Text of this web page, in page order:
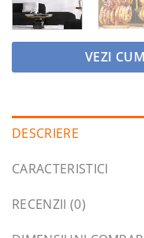
VEZI
DESCRIERE
CARACTERISTICI
RECENZII (0)